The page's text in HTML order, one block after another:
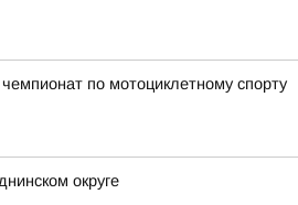
по мотоциклетному спорту
округе